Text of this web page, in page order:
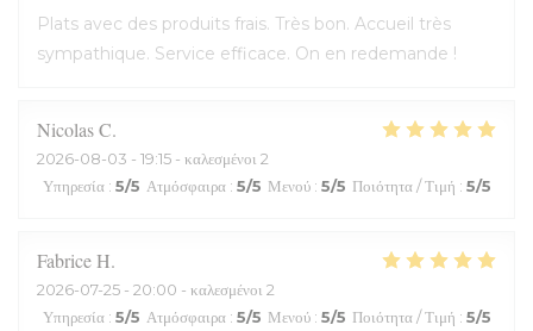
Plats avec des produits frais. Très bon. Accueil très
sympathique. Service efficace. On en redemande !
NicolasC
2026-08-03 - 19:15 - καλεσμένοι 2
Υπηρεσία : 5/5 Ατμόσφαιρα : 5/5 Μενού : 5/5 Ποιότητα / Τιμή : 5/5
FabriceH
2026-07-25 - 20:00 - καλεσμένοι 2
Υπηρεσία : 5/5 Ατμόσφαιρα : 5/5 Μενού : 5/5 Ποιότητα / Τιμή : 5/5